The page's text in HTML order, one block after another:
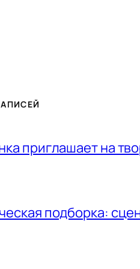
приглашает на
подборка: